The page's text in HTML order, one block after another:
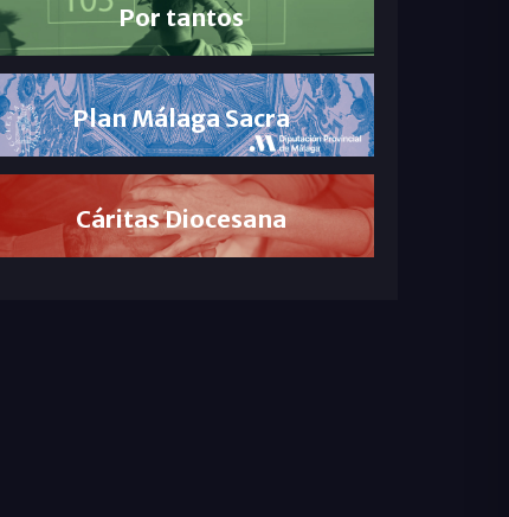
Por tantos
Plan Málaga Sacra
Cáritas Diocesana